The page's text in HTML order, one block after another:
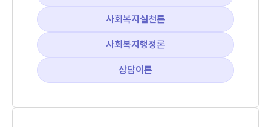
사회복지실천론
사회복지행정론
상담이론